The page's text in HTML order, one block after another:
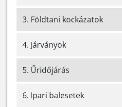
3. Földtani kockázatok
4. Járványok
5. Űridőjárás
6. Ipari balesetek